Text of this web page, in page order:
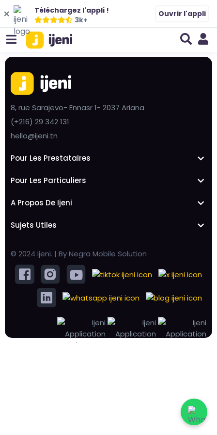
Téléchargez l'appli !
3k+
Ouvrir l'appli
8, rue Sarajevo- Ennasr 1- 2037 Ariana
(+216) 29 342 131
hello@ijeni.tn
Pour Les Prestataires
Pour Les Particuliers
A Propos De Ijeni
Sujets Utiles
© 2024 Ijeni. | By Negra Mobile Solution